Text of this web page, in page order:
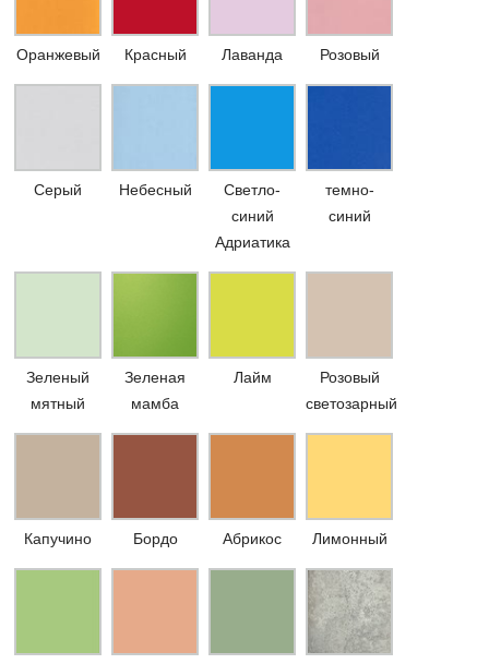
Оранжевый Красный Лаванда Розовый
Серый Небесный
Светло-
синий
Адриатика
темно-
синий
Зеленый
мятный
Зеленая
мамба
Лайм
Розовый
светозарный
Капучино Бордо Абрикос Лимонный